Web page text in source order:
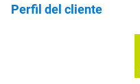
Perfil del cliente